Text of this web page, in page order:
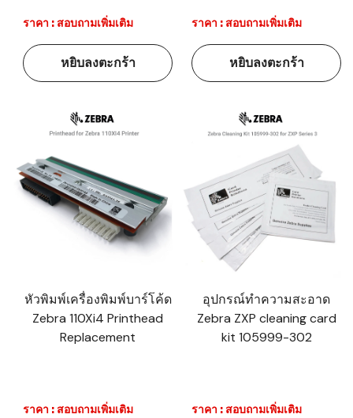
ราคา : สอบถามเพิ่มเติม
หยิบลงตะกร้า
ราคา : สอบถามเพิ่มเติม
หยิบลงตะกร้า
หัวพิมพ์เครื่องพิมพ์บาร์โค้ด
Zebra 110Xi4 Printhead
Replacement
ราคา : สอบถามเพิ่มเติม
อุปกรณ์ทำความสะอาด
Zebra ZXP cleaning card
kit 105999-302
ราคา : สอบถามเพิ่มเติม